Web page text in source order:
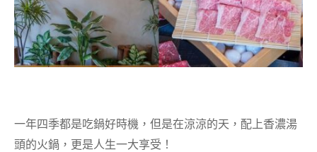
一年四季都是吃鍋好時機，但是在涼涼的天，配上香濃湯
頭的火鍋，更是人生一大享受！